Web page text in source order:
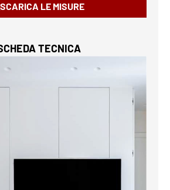
SCARICA LE MISURE
TECNICA